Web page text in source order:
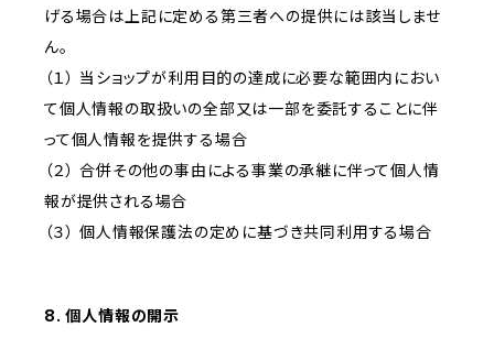
げる場合は上記に定める第三者への提供には該当しませ
ん。
（１） 当ショップが利用目的の達成に必要な範囲内におい
て個人情報の取扱いの全部又は一部を委託することに伴
って個人情報を提供する場合
（２） 合併その他の事由による事業の承継に伴って個人情
報が提供される場合
（３） 個人情報保護法の定めに基づき共同利用する場合
8. 個人情報の開示